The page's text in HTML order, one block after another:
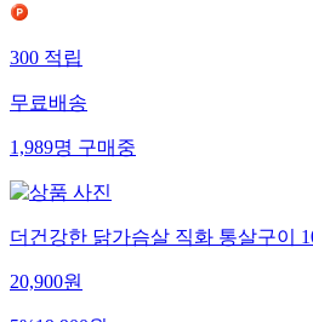
300적립
무료배송
1,989명구매중
더건강한 닭가슴살 직화 통살구이
20,900원